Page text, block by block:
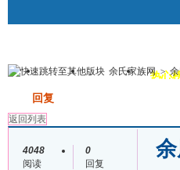
我的 讨论区 热心
余氏家族网 >
回复
返回列表
4048
阅读
0
回复